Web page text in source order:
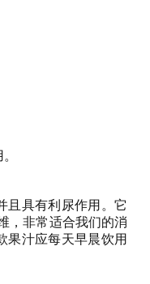
且具有利尿作用。它
，非常适合我们的消
果汁应每天早晨饮用